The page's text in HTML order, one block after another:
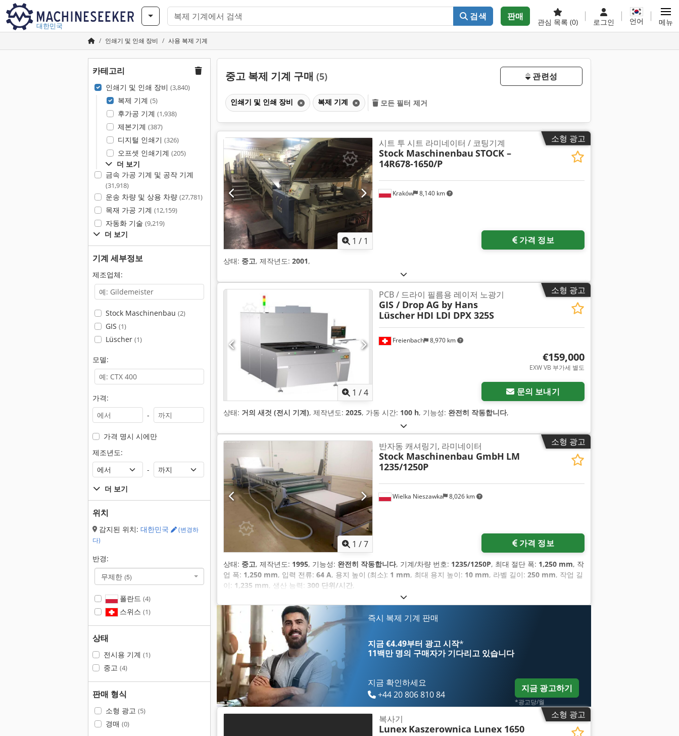
대한민국
검색 판매
관심 목록 (0) 로그인 언어 메뉴
인쇄기 및 인쇄 장비 사용 복제 기계
카테고리
인쇄기 및 인쇄 장비 (3,840)
복제 기계 (5)
후가공 기계 (1,938)
제본기계 (387)
디지털 인쇄기 (326)
오프셋 인쇄기계 (205)
더 보기
금속 가공 기계 및 공작 기계
(31,918)
운송 차량 및 상용 차량 (27,781)
목재 가공 기계 (12,159)
자동화 기술 (9,219)
더 보기
기계 세부정보
제조업체:
Stock Maschinenbau (2)
GIS (1)
Lüscher (1)
모델:
가격:
-
가격 명시 시에만
제조년도:
-
더 보기
위치
감지된 위치: 대한민국
(변경하
다)
반경:
무제한 (5)
폴란드 (4)
스위스 (1)
상태
전시용 기계 (1)
중고 (4)
판매 형식
소형 광고 (5)
경매 (0)
중고 복제 기계 구매 (5) 관련성
인쇄기 및 인쇄 장비 복제 기계 모든 필터 제거
소형 광고
1 / 1
Kraków 8,140 km
시트 투 시트 라미네이터 / 코팅기계
Stock Maschinenbau STOCK –
14R678-1650/P
가격 정보
상태: 중고, 제작년도: 2001,
소형 광고
1 /4
Freienbach 8,970 km
PCB / 드라이 필름용 레이저 노광기
GIS / Drop AG by Hans
Lüscher HDI LDI DPX 325S
€159,000
EXW VB 부가세 별도
문의 보내기
상태: 거의 새것 (전시 기계), 제작년도: 2025, 가동 시간: 100 h, 기능성: 완전히 작동합니다,
소형 광고
1 /7
Wielka Nieszawka 8,026 km
반자동 캐셔링기, 라미네이터
Stock Maschinenbau GmbH LM
1235/1250P
가격 정보
상태: 중고, 제작년도: 1995, 기능성: 완전히 작동합니다, 기계/차량 번호: 1235/1250P, 최대 절단 폭: 1,250 mm, 작
업 폭: 1,250 mm, 입력 전류: 64 A, 용지 높이 (최소): 1 mm, 최대 용지 높이: 10 mm, 라벨 길이: 250 mm, 작업 길
이: 1,235 mm, 생산 능력: 300 단위/시간,
즉시 복제 기계 판매
지금 €4.49부터 광고 시작*
11백만 명의 구매자가 기다리고 있습니다
지금 확인하세요
+44 20 806 810 84
지금 광고하기
*광고당/월
소형 광고
복사기
Lunex Kaszerownica Lunex 1650